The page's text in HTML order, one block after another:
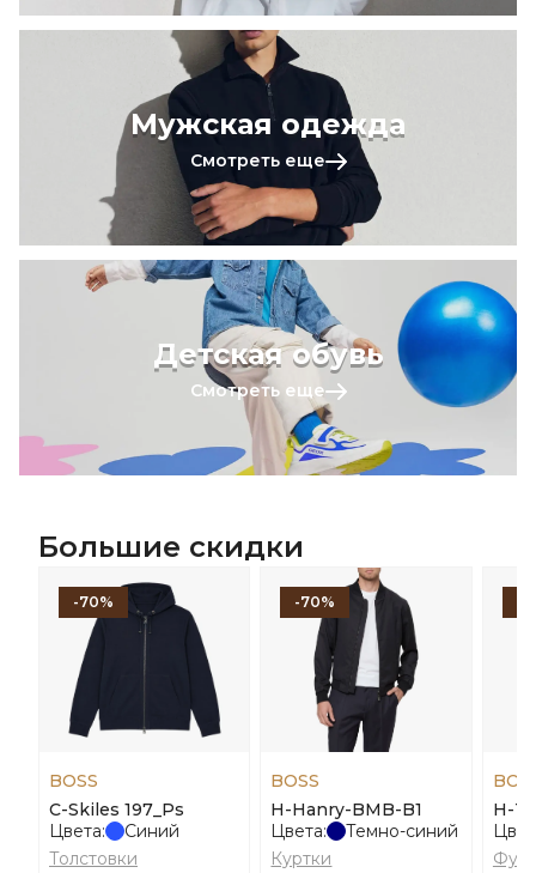
Мужская одежда
Смотреть еще
Детская обувь
Смотреть еще
Большие скидки
-70%
BOSS
C-Skiles 197_Ps
Цвета:
Синий
Толстовки
-70%
BOSS
H-Hanry-BMB-B1
Цвета:
Темно-синий
Куртки
H-